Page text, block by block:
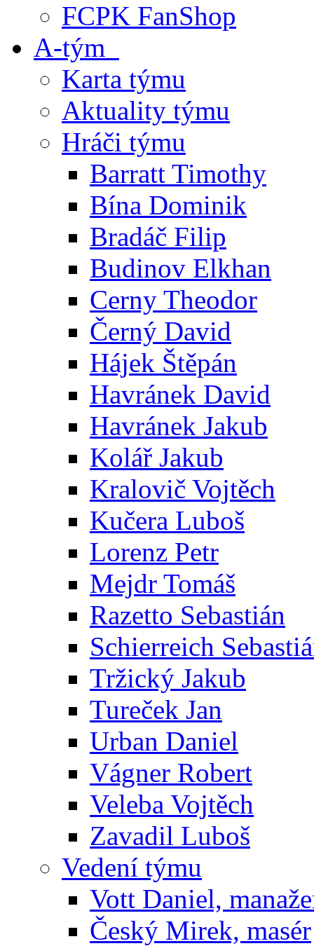
FCPK FanShop
A-tým
Karta týmu
Aktuality týmu
Hráči týmu
Barratt Timothy
Bína Dominik
Bradáč Filip
Budinov Elkhan
Cerny Theodor
Černý David
Hájek Štěpán
Havránek David
Havránek Jakub
Kolář Jakub
Kralovič Vojtěch
Kučera Luboš
Lorenz Petr
Mejdr Tomáš
Razetto Sebastián
Schierreich
Tržický Jakub
Tureček Jan
Urban Daniel
Vágner Robert
Veleba Vojtěch
Zavadil Luboš
Vedení týmu
Vott Daniel,
Český Mirek, masér